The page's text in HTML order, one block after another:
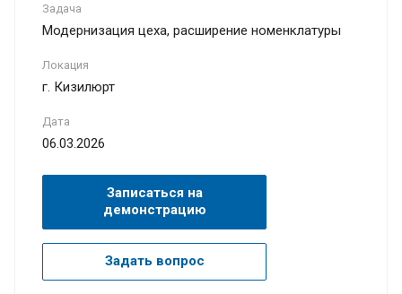
Задача
Модернизация цеха, расширение номенклатуры
Локация
г. Кизилюрт
Дата
06.03.2026
Записаться на
демонстрацию
Задать вопрос